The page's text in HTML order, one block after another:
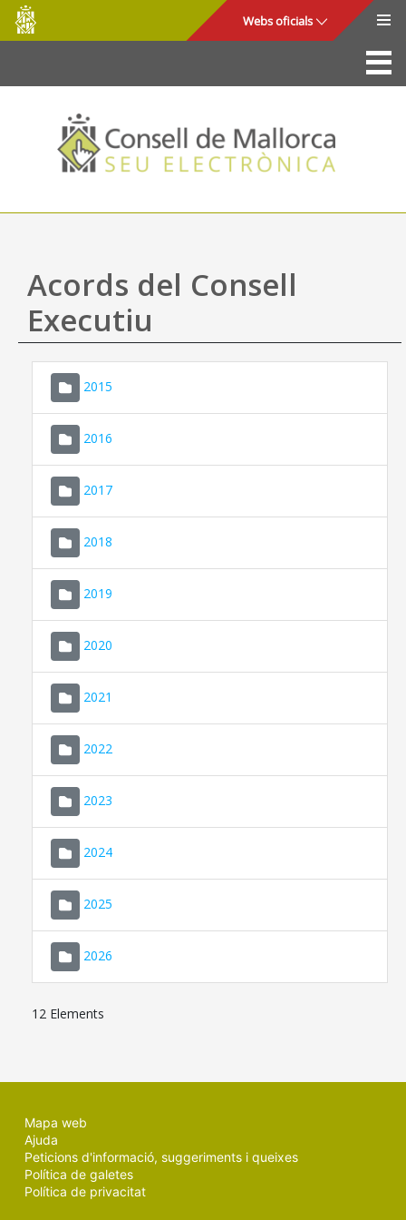
Salta al contingut principal
Consell
de
Mallorca
Webs oficials
La Seu
Consell de Mallorca
Accés i seguretat
Utilitats
Ajuda
Acords del Consell
Executiu
2015
2016
2017
2018
2019
2020
2021
2022
2023
2024
2025
2026
12 Elements
Mapa web
Ajuda
Peticions d'informació, suggeriments i queixes
Política de galetes
Política de privacitat